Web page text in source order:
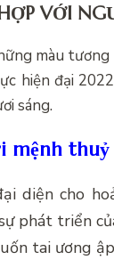
VỚI
màu
hiện đại
sáng.
mệnh thuỷ
diện cho
phát triển
tai ương